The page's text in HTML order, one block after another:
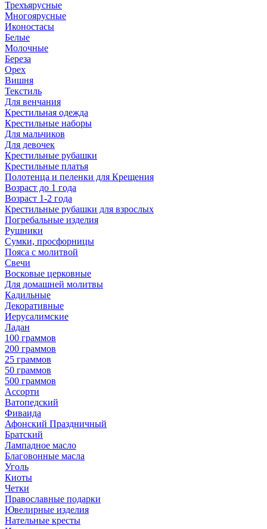
Трехъярусные
Многоярусные
Иконостасы
Белые
Молочные
Береза
Орех
Вишня
Текстиль
Для венчания
Крестильная одежда
Крестильные наборы
Для мальчиков
Для девочек
Крестильные рубашки
Крестильные платья
Полотенца и пеленки для Крещения
Возраст до 1 года
Возраст 1-2 года
Крестильные рубашки для взрослых
Погребальные изделия
Рушники
Сумки, просфорницы
Пояса с молитвой
Свечи
Восковые церковные
Для домашней молитвы
Кадильные
Декоративные
Иерусалимские
Ладан
100 граммов
200 граммов
25 граммов
50 граммов
500 граммов
Ассорти
Ватопедский
Фиваида
Афонский Праздничный
Братский
Лампадное масло
Благовонные масла
Уголь
Киоты
Четки
Православные подарки
Ювелирные изделия
Нательные кресты